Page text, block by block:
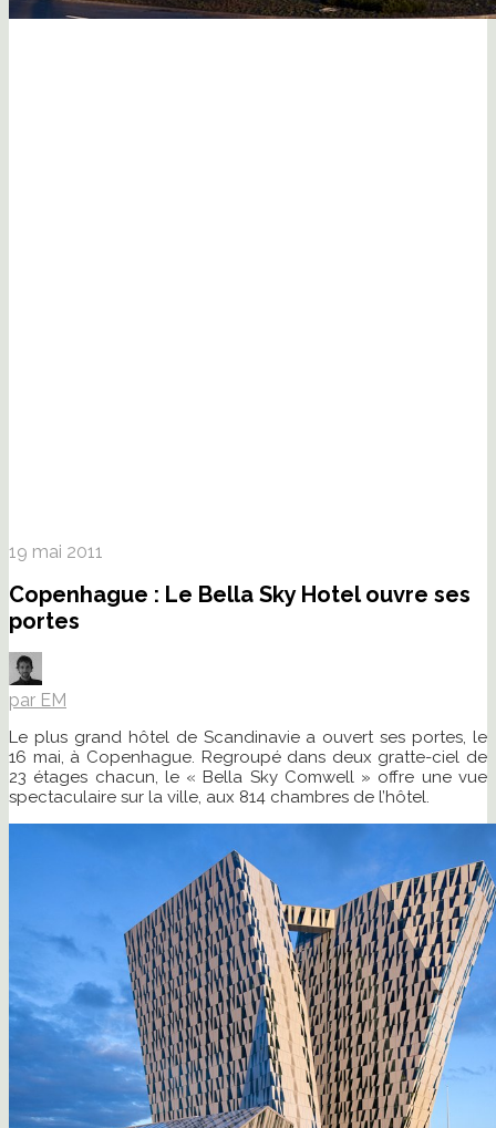
19 mai 2011
Copenhague : Le Bella Sky Hotel ouvre ses
portes
par EM
Le plus grand hôtel de Scandinavie a ouvert ses portes, le
16 mai, à Copenhague. Regroupé dans deux gratte-ciel de
23 étages chacun, le « Bella Sky Comwell » offre une vue
spectaculaire sur la ville, aux 814 chambres de l’hôtel.